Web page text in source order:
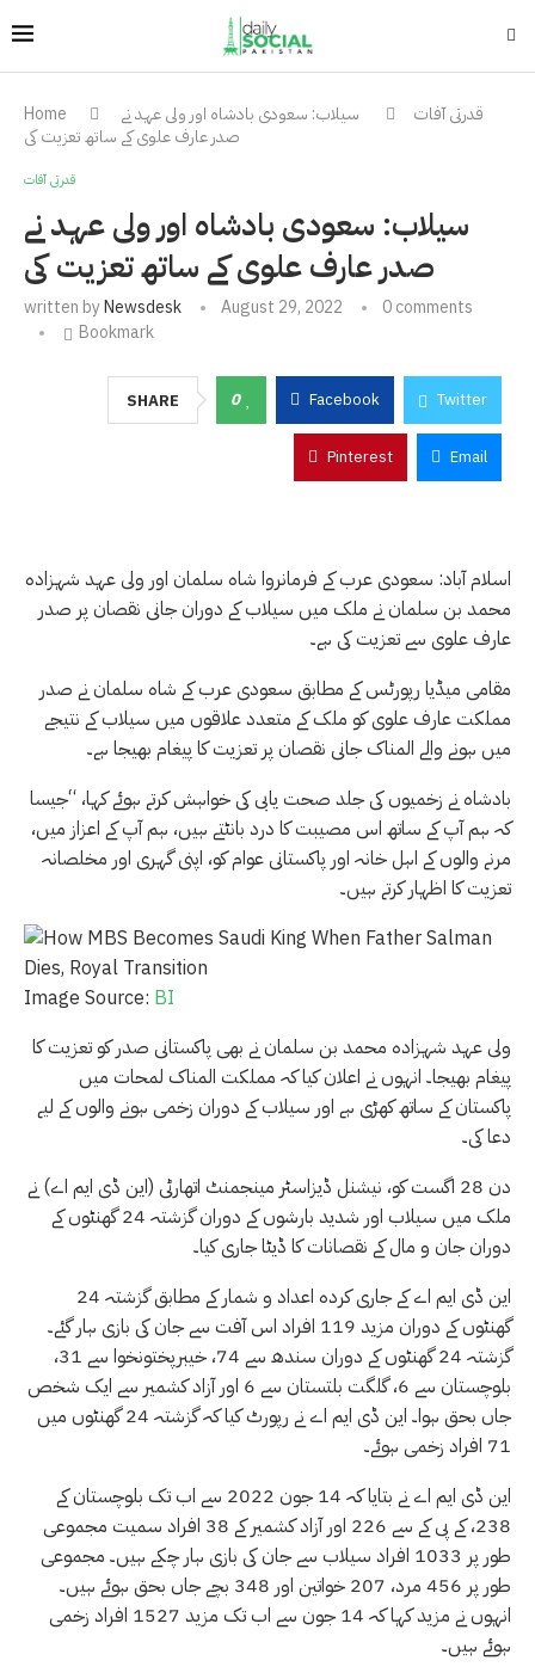
Home قدرتی آفات
سیلاب: سعودی بادشاہ اور ولی عہد نے
صدر عارف علوی کے ساتھ تعزیت کی
قدرتی آفات
سیلاب: سعودی بادشاہ اور ولی عہد نے
صدر عارف علوی کے ساتھ تعزیت کی
written byNewsdesk August 29, 2022
0 comments
Bookmark
SHARE 0 Facebook Twitter
Pinterest Email
اسلام آباد: سعودی عرب کے فرمانروا شاہ سلمان اور ولی عہد شہزادہ
محمد بن سلمان نے ملک میں سیلاب کے دوران جانی نقصان پر صدر
عارف علوی سے تعزیت کی ہے۔
مقامی میڈیا رپورٹس کے مطابق سعودی عرب کے شاہ سلمان نے صدر
مملکت عارف علوی کو ملک کے متعدد علاقوں میں سیلاب کے نتیجے
میں ہونے والے المناک جانی نقصان پر تعزیت کا پیغام بھیجا ہے۔
بادشاہ نے زخمیوں کی جلد صحت یابی کی خواہش کرتے ہوئے کہا، “جیسا
کہ ہم آپ کے ساتھ اس مصیبت کا درد بانٹتے ہیں، ہم آپ کے اعزاز میں،
مرنے والوں کے اہل خانہ اور پاکستانی عوام کو، اپنی گہری اور مخلصانہ
تعزیت کا اظہار کرتے ہیں۔
Image Source: BI
ولی عہد شہزادہ محمد بن سلمان نے بھی پاکستانی صدر کو تعزیت کا
پیغام بھیجا۔ انہوں نے اعلان کیا کہ مملکت المناک لمحات میں
پاکستان کے ساتھ کھڑی ہے اور سیلاب کے دوران زخمی ہونے والوں کے لیے
دعا کی۔
دن 28 اگست کو، نیشنل ڈیزاسٹر مینجمنٹ اتھارٹی (این ڈی ایم اے) نے
ملک میں سیلاب اور شدید بارشوں کے دوران گزشتہ 24 گھنٹوں کے
دوران جان و مال کے نقصانات کا ڈیٹا جاری کیا۔
این ڈی ایم اے کے جاری کردہ اعداد و شمار کے مطابق گزشتہ 24
گھنٹوں کے دوران مزید 119 افراد اس آفت سے جان کی بازی ہار گئے۔
گزشتہ 24 گھنٹوں کے دوران سندھ سے 74، خیبرپختونخوا سے 31،
بلوچستان سے 6، گلگت بلتستان سے 6 اور آزاد کشمیر سے ایک شخص
جاں بحق ہوا۔ این ڈی ایم اے نے رپورٹ کیا کہ گزشتہ 24 گھنٹوں میں
71 افراد زخمی ہوئے۔
این ڈی ایم اے نے بتایا کہ 14 جون 2022 سے اب تک بلوچستان کے
238، کے پی کے سے 226 اور آزاد کشمیر کے 38 افراد سمیت مجموعی
طور پر 1033 افراد سیلاب سے جان کی بازی ہار چکے ہیں۔ مجموعی
طور پر 456 مرد، 207 خواتین اور 348 بچے جاں بحق ہوئے ہیں۔
انہوں نے مزید کہا کہ 14 جون سے اب تک مزید 1527 افراد زخمی
ہوئے ہیں۔